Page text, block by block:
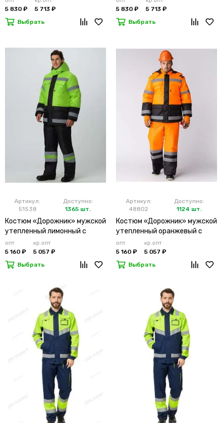
5 830 ₽
5 713 ₽
Выбрать
5 830 ₽
5 713 ₽
Выбрать
Артикул:
51538
Доступно:
1365 шт.
Костюм «Дорожник» мужской
утепленный лимонный с
брюками
опт
5 160 ₽
кр.опт
5 057 ₽
Выбрать
Артикул:
48802
Доступно:
1124 шт.
Костюм «Дорожник» мужской
утепленный оранжевый с
брюками
опт
5 160 ₽
кр.опт
5 057 ₽
Выбрать